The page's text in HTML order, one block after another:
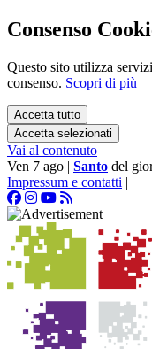
Consenso
Questo sito utilizza
consenso. Scopri di più
Accetta tutto
Accetta selezionati
Vai al contenuto
Ven 7 ago | Santo del
Impressum e contatti |